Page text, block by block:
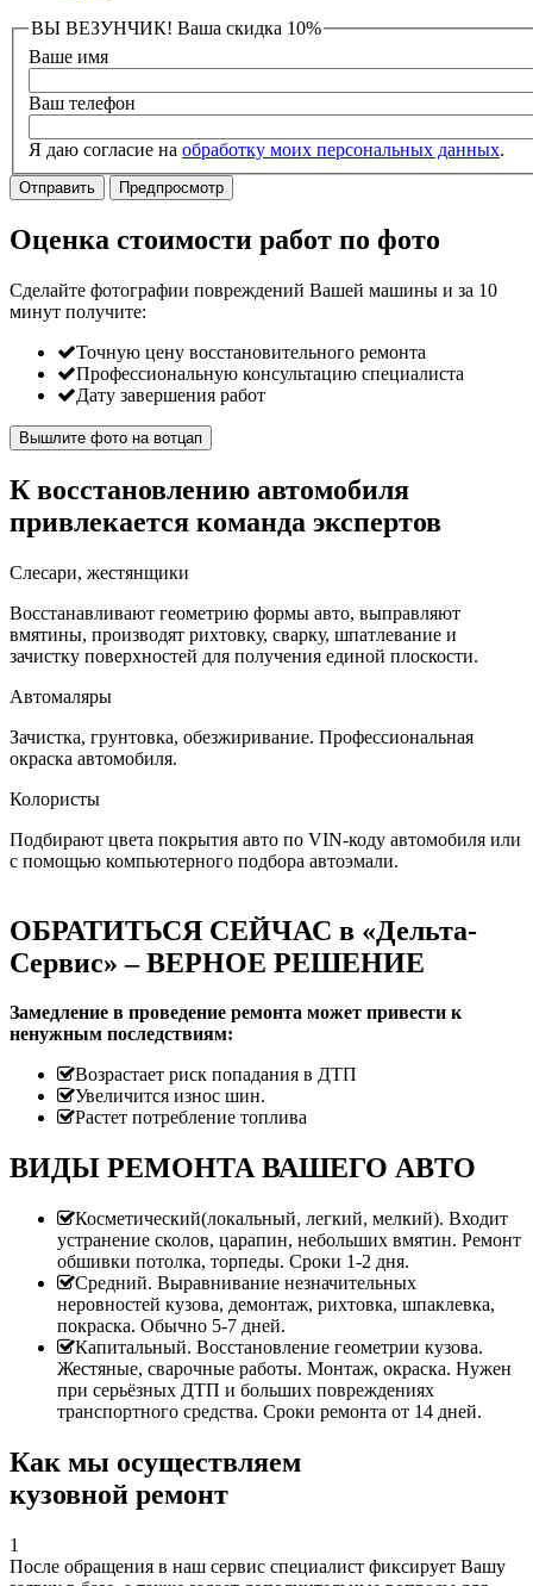
ВЫ ВЕЗУНЧИК! Ваша скидка 10%
Ваше имя
Ваш телефон
Я даю согласие на обработку моих персональных данных.
Оценка стоимости работ по фото
Сделайте фотографии повреждений Вашей машины и за 10
минут получите:
Точную цену восстановительного ремонта
Профессиональную консультацию специалиста
Дату завершения работ
Вышлите фото на вотцап
К восстановлению автомобиля
привлекается команда экспертов
Слесари, жестянщики
Восстанавливают геометрию формы авто, выправляют
вмятины, производят рихтовку, сварку, шпатлевание и
зачистку поверхностей для получения единой плоскости.
Автомаляры
Зачистка, грунтовка, обезжиривание. Профессиональная
окраска автомобиля.
Колористы
Подбирают цвета покрытия авто по VIN-коду автомобиля или
с помощью компьютерного подбора автоэмали.
ОБРАТИТЬСЯ СЕЙЧАС в «Дельта-
Сервис» – ВЕРНОЕ РЕШЕНИЕ
Замедление в проведение ремонта может привести к
ненужным последствиям:
Возрастает риск попадания в ДТП
Увеличится износ шин.
Растет потребление топлива
ВИДЫ РЕМОНТА ВАШЕГО АВТО
Косметический(локальный, легкий, мелкий). Входит
устранение сколов, царапин, небольших вмятин. Ремонт
обшивки потолка, торпеды. Сроки 1-2 дня.
Средний. Выравнивание незначительных
неровностей кузова, демонтаж, рихтовка, шпаклевка,
покраска. Обычно 5-7 дней.
Капитальный. Восстановление геометрии кузова.
Жестяные, сварочные работы. Монтаж, окраска. Нужен
при серьёзных ДТП и больших повреждениях
транспортного средства. Сроки ремонта от 14 дней.
Как мы осуществляем
кузовной ремонт
1
После обращения в наш сервис специалист фиксирует Вашу